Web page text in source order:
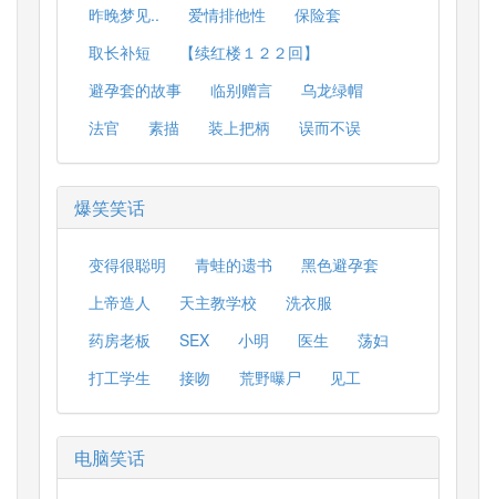
昨晚梦见..
爱情排他性
保险套
取长补短
【续红楼１２２回】
避孕套的故事
临别赠言
乌龙绿帽
法官
素描 装上把柄 误而不误
爆笑笑话
变得很聪明 青蛙的遗书
黑色避孕套
上帝造人
天主教学校
洗衣服
药房老板
SEX 小明 医生
荡妇
打工学生
接吻 荒野曝尸 见工
电脑笑话